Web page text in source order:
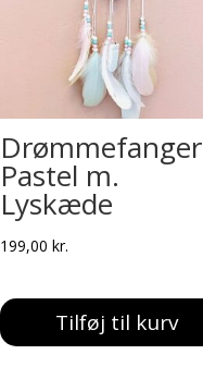
Drømmefanger
Pastel m.
Lyskæde
199,00 kr.
Tilføj til kurv